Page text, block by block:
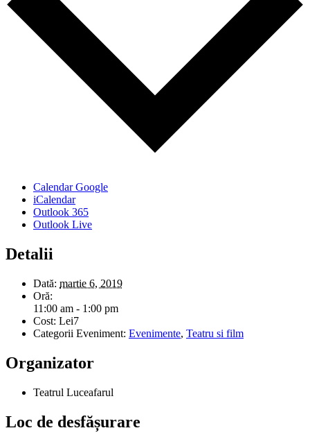
Calendar Google
iCalendar
Outlook 365
Outlook Live
Detalii
Dată: martie 6, 2019
Oră:
11:00 am - 1:00 pm
Cost: Lei7
Categorii Eveniment: Evenimente, Teatru si film
Organizator
Teatrul Luceafarul
Loc de desfășurare